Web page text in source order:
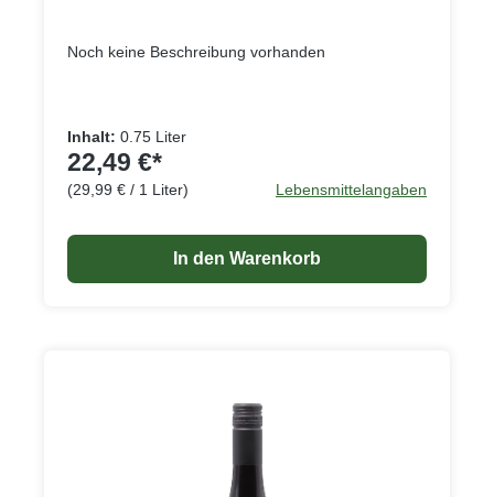
Noch keine Beschreibung vorhanden
Inhalt: 0.75 Liter
22,49 €*
(29,99 € / 1 Liter) Lebensmittelangaben
In den Warenkorb